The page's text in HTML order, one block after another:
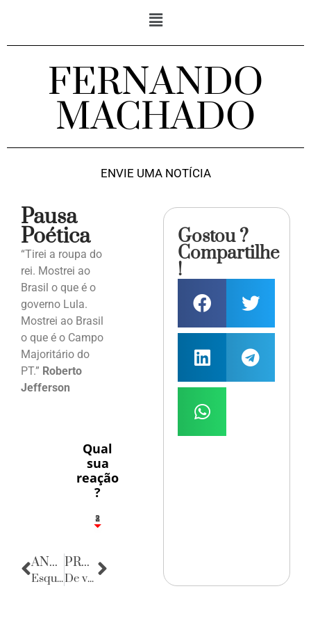
FERNANDO
MACHADO
ENVIE UMA NOTÍCIA
Pausa
Poética
“Tirei a roupa do
rei. Mostrei ao
Brasil o que é o
governo Lula.
Mostrei ao Brasil
o que é o Campo
Majoritário do
PT.” Roberto
Jefferson
Qual
sua
reação
?
1
2
8
ANTERIOR
Esquinas do Mundo
PRÓXIMA
De volta para o passado
Gostou ?
Compartilhe
!